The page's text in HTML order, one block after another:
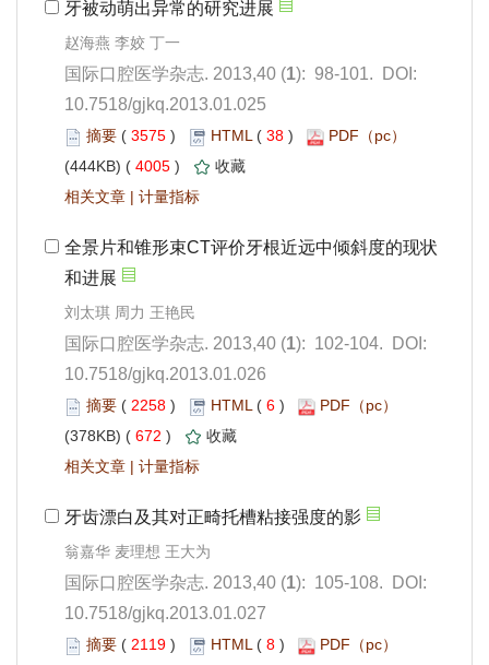
): 98-101. DOI:
10.7518/gjkq.2013.01.025
3575 ) 38 )
4005 )
|
刘太琪 周力 王艳民
): 102-104. DOI:
10.7518/gjkq.2013.01.026
2258 ) 6 )
672 )
|
): 105-108. DOI:
10.7518/gjkq.2013.01.027
2119 ) 8 )